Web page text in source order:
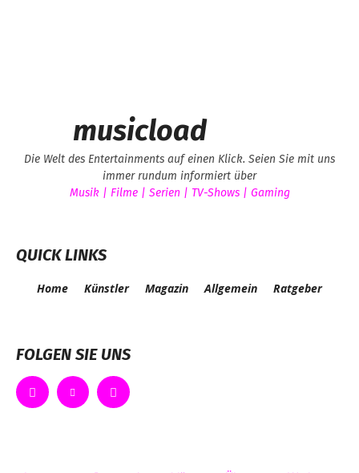
musicload
Die Welt des Entertainments auf einen Klick. Seien Sie mit uns
immer rundum informiert über
Musik | Filme | Serien | TV-Shows | Gaming
QUICK LINKS
Home Künstler Magazin Allgemein Ratgeber
FOLGEN SIE UNS